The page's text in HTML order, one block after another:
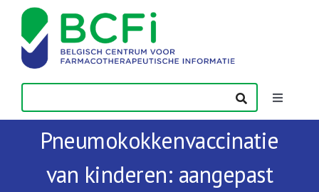
content
Toggle
Nieuws
Publicaties
Pneumokokkenvaccinatie
van kinderen: aangepast